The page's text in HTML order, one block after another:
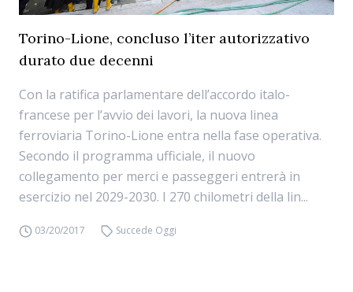
Torino-Lione, concluso l’iter autorizzativo
durato due decenni
Con la ratifica parlamentare dell’accordo italo-
francese per l’avvio dei lavori, la nuova linea
ferroviaria Torino-Lione entra nella fase operativa.
Secondo il programma ufficiale, il nuovo
collegamento per merci e passeggeri entrerà in
esercizio nel 2029-2030. I 270 chilometri della lin...
03/20/2017 Succede Oggi